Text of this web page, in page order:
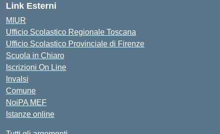
Link Esterni
MIUR
Ufficio Scolastico Regionale Toscana
Ufficio Scolastico Provinciale di Firenze
Scuola in Chiaro
Iscrizioni On Line
Invalsi
Comune
NoiPA MEF
Istanze online